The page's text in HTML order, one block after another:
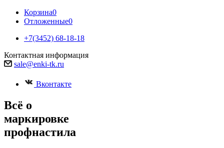
Корзина0
Отложенные0
+7(3452) 68-18-18
Контактная информация
sale@enki-tk.ru
Вконтакте
Всё о
маркировке
профнастила